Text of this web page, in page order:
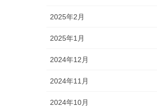
2025年2月
2025年1月
2024年12月
2024年11月
2024年10月